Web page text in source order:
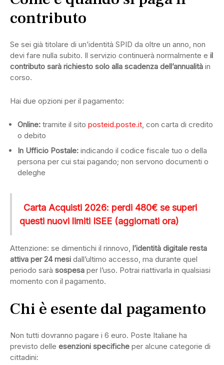
contributo
Se sei già titolare di un’identità SPID da oltre un anno, non
devi fare nulla subito. Il servizio continuerà normalmente e il
contributo sarà richiesto solo alla scadenza dell’annualità in
corso.
Hai due opzioni per il pagamento:
Online: tramite il sito posteid.poste.it, con carta di credito
o debito
In Ufficio Postale: indicando il codice fiscale tuo o della
persona per cui stai pagando; non servono documenti o
deleghe
Carta Acquisti 2026: perdi 480€ se superi
questi nuovi limiti ISEE (aggiornati ora)
Attenzione: se dimentichi il rinnovo, l’identità digitale resta
attiva per 24 mesi dall’ultimo accesso, ma durante quel
periodo sarà sospesa per l’uso. Potrai riattivarla in qualsiasi
momento con il pagamento.
Chi è esente dal pagamento
Non tutti dovranno pagare i 6 euro. Poste Italiane ha
previsto delle esenzioni specifiche per alcune categorie di
cittadini: